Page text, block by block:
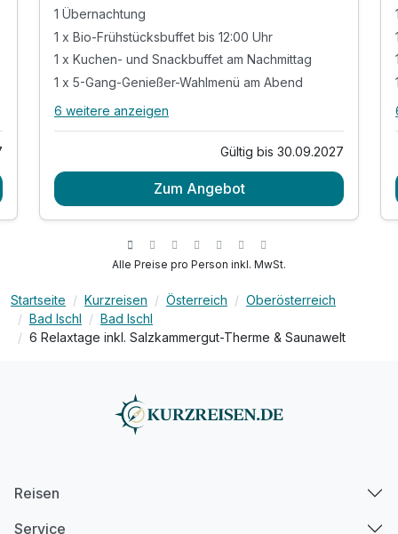
1 Übernachtung
1 x Bio-Frühstücksbuffet bis 12:00 Uhr
1 x Kuchen- und Snackbuffet am Nachmittag
1 x 5-Gang-Genießer-Wahlmenü am Abend
Alle Inklusivleistungen
1 x Bio-Frühstücksbuffet bis 12:00 Uhr
inkl. tägl. Eintritt in die Thermen & Saunawelt*
Dach
inkl. Royal Oase - exklusiv für Hotelgäste
inkl. Badetasche mit Bademantel, Badetüchern
*bei Anreise ab 09:00 Uhr & Abreise bis 23:30
6 weitere anzeigen
Gültig bis 30.09.2027
Zum Angebot
Alle Preise pro Person inkl. MwSt.
Startseite Kurzreisen Österreich
Oberösterreich
Bad Ischl
Bad Ischl
6 Relaxtage inkl. Salzkammergut-Therme & Saunawelt
Reisen
Service